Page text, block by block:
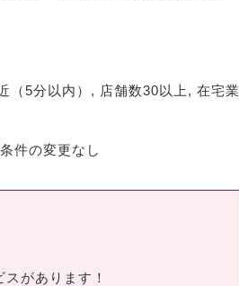
（5分以内）, 店舗数30以上, 在宅業
件の変更なし
があります！